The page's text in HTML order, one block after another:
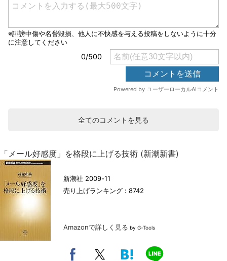
全てのコメントを見る
「メール好感度」を格段に上げる技術 (新潮新書)
新潮社 2009-11
売り上げランキング : 8742
Amazonで詳しく見る by G-Tools